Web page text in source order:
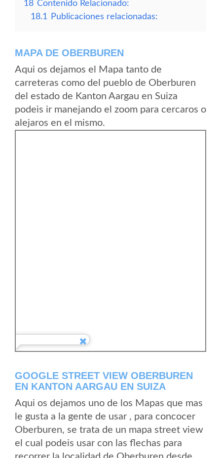
18 Contenido Relacionado:
18.1
Publicaciones relacionadas:
MAPA DE OBERBUREN
Aqui os dejamos el Mapa tanto de
carreteras como del pueblo de Oberburen
del estado de Kanton Aargau en Suiza
podeis ir manejando el zoom para cercaros o
alejaros en el mismo.
GOOGLE STREET VIEW OBERBUREN
EN KANTON AARGAU EN SUIZA
Aqui os dejamos uno de los Mapas que mas
le gusta a la gente de usar , para concocer
Oberburen, se trata de un mapa street view
el cual podeis usar con las flechas para